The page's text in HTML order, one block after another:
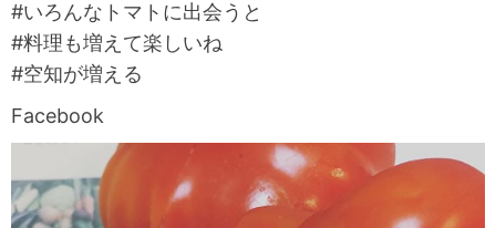
#いろんなトマトに出会うと
#料理も増えて楽しいね
#空知が増える
Facebook